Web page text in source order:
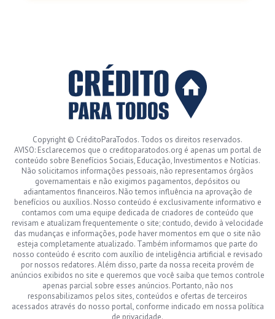
Copyright © CréditoParaTodos. Todos os direitos reservados.
AVISO: Esclarecemos que o creditoparatodos.org é apenas um portal de
conteúdo sobre Benefícios Sociais, Educação, Investimentos e Notícias.
Não solicitamos informações pessoais, não representamos órgãos
governamentais e não exigimos pagamentos, depósitos ou
adiantamentos financeiros. Não temos influência na aprovação de
benefícios ou auxílios. Nosso conteúdo é exclusivamente informativo e
contamos com uma equipe dedicada de criadores de conteúdo que
revisam e atualizam frequentemente o site; contudo, devido à velocidade
das mudanças e informações, pode haver momentos em que o site não
esteja completamente atualizado. Também informamos que parte do
nosso conteúdo é escrito com auxílio de inteligência artificial e revisado
por nossos redatores. Além disso, parte da nossa receita provém de
anúncios exibidos no site e queremos que você saiba que temos controle
apenas parcial sobre esses anúncios. Portanto, não nos
responsabilizamos pelos sites, conteúdos e ofertas de terceiros
acessados através do nosso portal, conforme indicado em nossa política
de privacidade.